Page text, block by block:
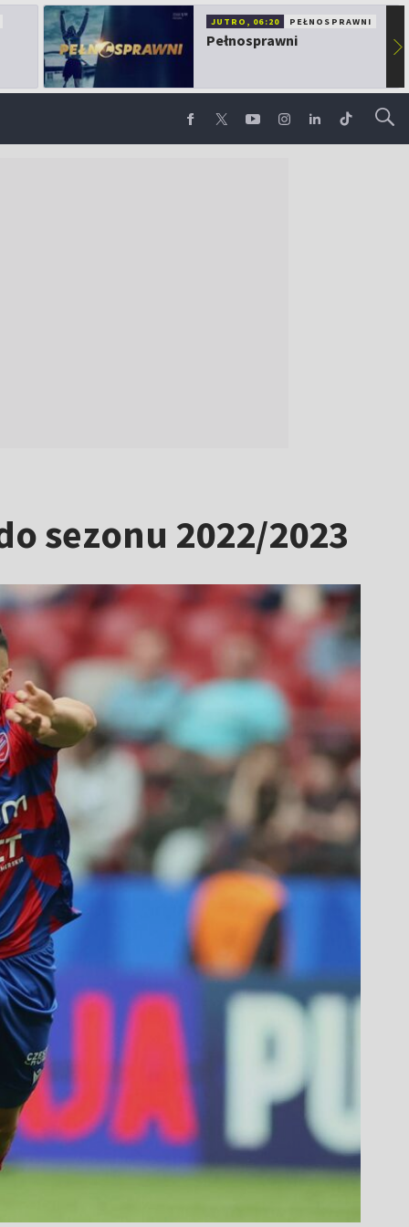
JUTRO, 06:20 PEŁNOSPRAWNI
Pełnosprawni ▶
sezonu 2022/2023